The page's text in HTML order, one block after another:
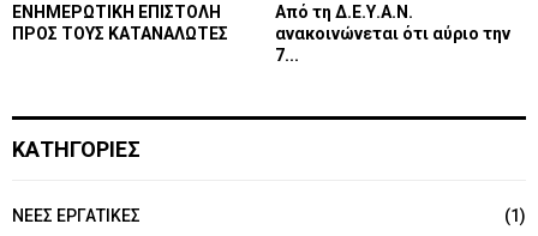
ΕΝΗΜΕΡΩΤΙΚΗ ΕΠΙΣΤΟΛΗ
ΠΡΟΣ ΤΟΥΣ ΚΑΤΑΝΑΛΩΤΕΣ
Από τη Δ.Ε.Υ.Α.Ν.
ανακοινώνεται ότι αύριο την
7...
ΚΑΤΗΓΟΡΙΕΣ
NEEΣ ΕΡΓΑΤΙΚΕΣ
(1)